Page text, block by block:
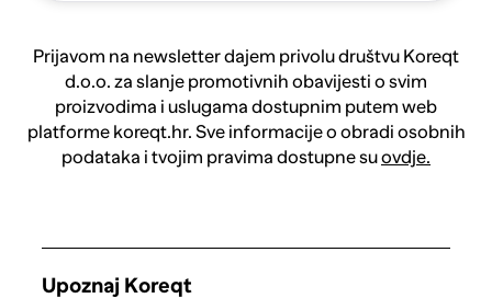
Prijavom na newsletter dajem privolu društvu Koreqt
d.o.o. za slanje promotivnih obavijesti o svim
proizvodima i uslugama dostupnim putem web
platforme koreqt.hr. Sve informacije o obradi osobnih
podataka i tvojim pravima dostupne suovdje.
Upoznaj Koreqt